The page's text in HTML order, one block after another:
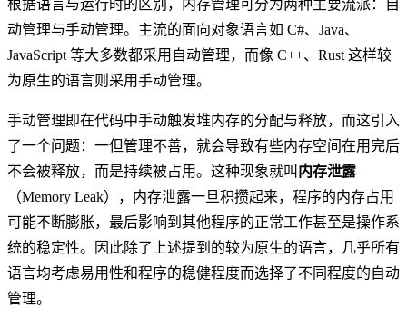
根据语言与运行时的区别，内存管理可分为两种主要流派：自
动管理与手动管理。主流的面向对象语言如 C#、Java、
JavaScript 等大多数都采用自动管理，而像 C++、Rust 这样较
为原生的语言则采用手动管理。
手动管理即在代码中手动触发堆内存的分配与释放，而这引入
了一个问题：一但管理不善，就会导致有些内存空间在用完后
不会被释放，而是持续被占用。这种现象就叫 内存泄露
（Memory Leak），内存泄露一旦积攒起来，程序的内存占用
可能不断膨胀，最后影响到其他程序的正常工作甚至是操作系
统的稳定性。因此除了上述提到的较为原生的语言，几乎所有
语言均考虑易用性和程序的稳健程度而选择了不同程度的自动
管理。